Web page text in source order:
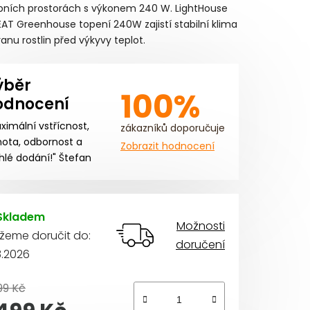
prostorách s výkonem 240 W. LightHouse
Greenhouse topení 240W zajistí stabilní klima
rostlin před výkyvy teplot.
vstřícnost,
odbornost a
dodání!" Štefan
100%
zákazníků doporučuje
Zobrazit hodnocení
doručit do:
Možnosti
doručení
Kč